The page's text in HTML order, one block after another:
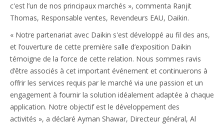
c'est l’un de nos principaux marchés », commenta Ranjit
Thomas, Responsable ventes, Revendeurs EAU, Daikin.
« Notre partenariat avec Daikin s'est développé au fil des ans,
et l’ouverture de cette première salle d’exposition Daikin
témoigne de la force de cette relation. Nous sommes ravis
d’être associés à cet important événement et continuerons à
offrir les services requis par le marché via une passion et un
engagement à fournir la solution idéalement adaptée à chaque
application. Notre objectif est le développement des
activités », a déclaré Ayman Shawar, Directeur général, Al